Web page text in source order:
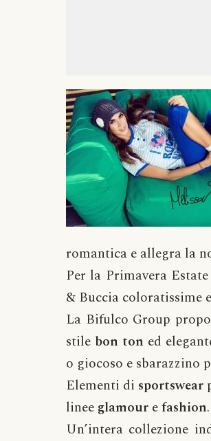
romantica e allegra la
Per la Primavera
& Buccia coloratissime
La Bifulco Group
stile bon ton ed
o giocoso e sbarazzino
Elementi di sportswear
linee glamour efashion.
Un’intera collezione